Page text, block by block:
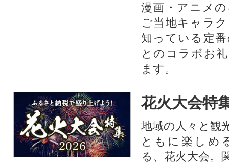
漫画・アニメ
ご当地キャラ
知っている定
とのコラボお
ます。​
花火大会特
地域の人々と観
ともに楽しめ
る、花火大会。